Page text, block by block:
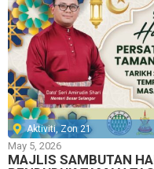
Aktiviti,Zon 21
May 5, 2026
MAJLIS SAMBUTAN